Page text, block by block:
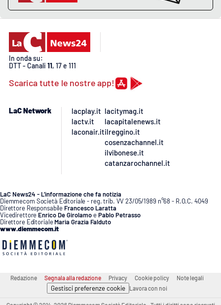
In onda su:
DTT - Canali 11, 17 e 111
Scarica tutte le nostre app!
LaC Network
lacplay.it
lactv.it
laconair.it
lacitymag.it
lacapitalenews.it
ilreggino.it
cosenzachannel.it
ilvibonese.it
catanzarochannel.it
LaC News24 - L’informazione che fa notizia
Diemmecom Società Editoriale - reg. trib. VV 23/05/1989 n°68 - R.O.C. 4049
Direttore Responsabile Francesco Laratta
Vicedirettore Enrico De GirolamoePablo Petrasso
Direttore Editoriale Maria Grazia Falduto
www.diemmecom.it
Redazione Segnala alla redazione Privacy Cookie policy Note legali
Gestisci preferenze cookie Lavora con noi